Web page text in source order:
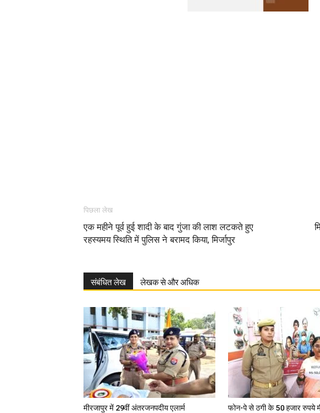
पिछला लेख
एक महीने पूर्व हुई शादी के बाद गुंजा की लाश लटकते हुए
रहस्यमय स्थिति में पुलिस ने बरामद किया, मिर्जापुर
संबंधित लेख लेखक से और अधिक
मीरजापुर में 29वीं अंतरजनपदीय एलार्म
फोन-पे से ठगी के 50 हजार रुपये